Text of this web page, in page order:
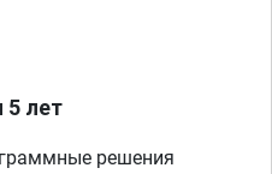
5 лет
решения